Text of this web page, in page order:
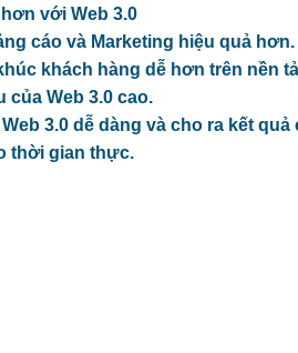
với Web 3.0
cáo và Marketing hiệu quả hơn.
khách hàng dễ hơn trên nền
của Web 3.0 cao.
3.0 dễ dàng và cho ra kết
thời gian thực.